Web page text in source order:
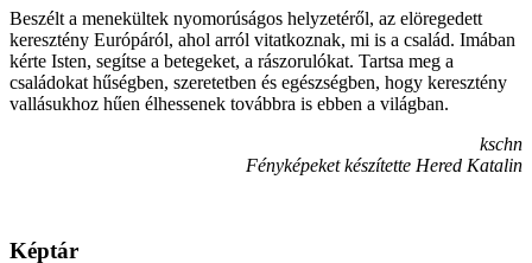
Beszélt a menekültek nyomorúságos helyzetéről, az elöregedett
keresztény Európáról, ahol arról vitatkoznak, mi is a család. Imában
kérte Isten, segítse a betegeket, a rászorulókat. Tartsa meg a
családokat hűségben, szeretetben és egészségben, hogy keresztény
vallásukhoz hűen élhessenek továbbra is ebben a világban.
kschn
Fényképeket készítette Hered Katalin
Képtár